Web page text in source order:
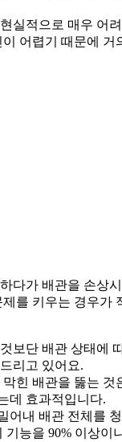
실적으로 매우 어
어렵기 때문에 거
다가 배관을 손상
를 키우는 경우가
보단 배관 상태에
리고 있어요.
막힌 배관을 뚫는 것
데 효과적입니다.
어내 배관 전체를
능을 90% 이상이